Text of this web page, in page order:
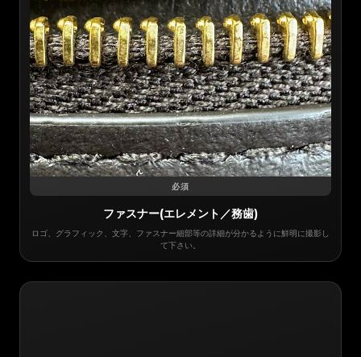
必須
ファスナー(エレメント／務歯)
ロゴ、グラフィック、文字、ファスナー細部等の詳細が分かるように鮮明に撮影し
て下さい。